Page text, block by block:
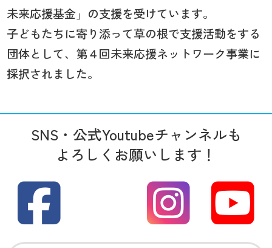
未来応援基金」の支援を受けています。
子どもたちに寄り添って草の根で支援活動をする
団体として、第４回未来応援ネットワーク事業に
採択されました。
SNS・公式Youtubeチャンネルも
よろしくお願いします！